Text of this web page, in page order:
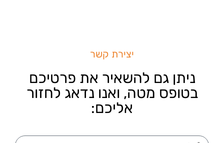
יצירת קשר
ניתן גם להשאיר את פרטיכם
בטופס מטה, ואנו נדאג לחזור
אליכם: